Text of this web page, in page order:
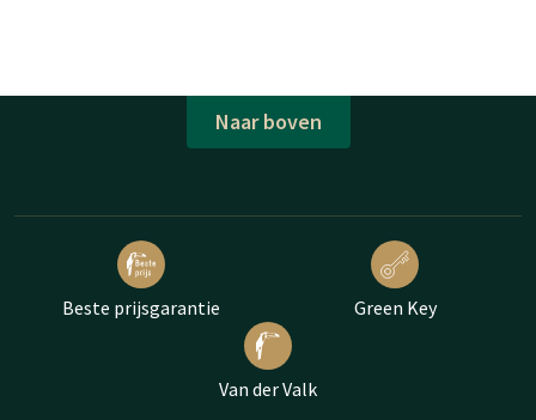
Naar boven
Beste prijsgarantie Green Key
Van der Valk